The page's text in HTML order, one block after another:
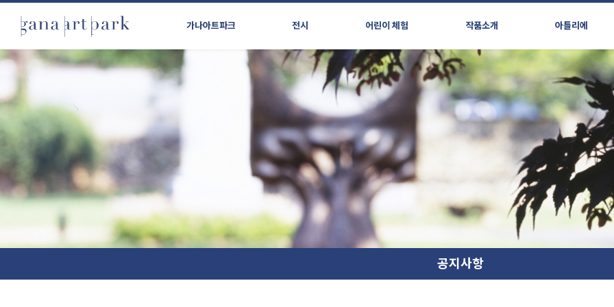
가나아트파크 전시 어린이 체험 작품소개 아틀리에
공지사항